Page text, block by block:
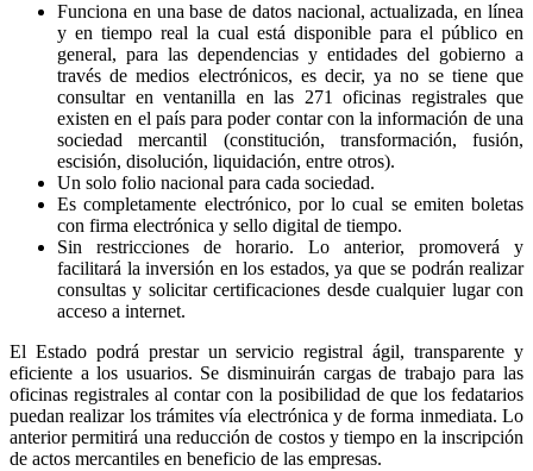
Funciona en una base de datos nacional, actualizada, en línea
y en tiempo real la cual está disponible para el público en
general, para las dependencias y entidades del gobierno a
través de medios electrónicos, es decir, ya no se tiene que
consultar en ventanilla en las 271 oficinas registrales que
existen en el país para poder contar con la información de una
sociedad mercantil (constitución, transformación, fusión,
escisión, disolución, liquidación, entre otros).
Un solo folio nacional para cada sociedad.
Es completamente electrónico, por lo cual se emiten boletas
con firma electrónica y sello digital de tiempo.
Sin restricciones de horario. Lo anterior, promoverá y
facilitará la inversión en los estados, ya que se podrán realizar
consultas y solicitar certificaciones desde cualquier lugar con
acceso a internet.
El Estado podrá prestar un servicio registral ágil, transparente y
eficiente a los usuarios. Se disminuirán cargas de trabajo para las
oficinas registrales al contar con la posibilidad de que los fedatarios
puedan realizar los trámites vía electrónica y de forma inmediata. Lo
anterior permitirá una reducción de costos y tiempo en la inscripción
de actos mercantiles en beneficio de las empresas.